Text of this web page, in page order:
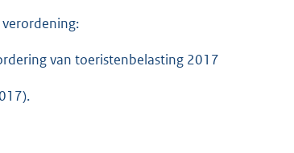
:
van toeristenbelasting 2017